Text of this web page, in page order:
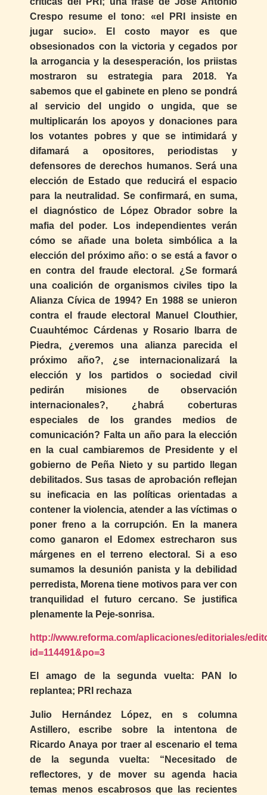
Crespo resume el tono: «el PRI insiste en
jugar sucio». El costo mayor es que
obsesionados con la victoria y cegados por
la arrogancia y la desesperación, los priistas
mostraron su estrategia para 2018. Ya
sabemos que el gabinete en pleno se pondrá
al servicio del ungido o ungida, que se
multiplicarán los apoyos y donaciones para
los votantes pobres y que se intimidará y
difamará a opositores, periodistas y
defensores de derechos humanos. Será una
elección de Estado que reducirá el espacio
para la neutralidad. Se confirmará, en suma,
el diagnóstico de López Obrador sobre la
mafia del poder. Los independientes verán
cómo se añade una boleta simbólica a la
elección del próximo año: o se está a favor o
en contra del fraude electoral. ¿Se formará
una coalición de organismos civiles tipo la
Alianza Cívica de 1994? En 1988 se unieron
contra el fraude electoral Manuel Clouthier,
Cuauhtémoc Cárdenas y Rosario Ibarra de
Piedra, ¿veremos una alianza parecida el
próximo año?, ¿se internacionalizará la
elección y los partidos o sociedad civil
pedirán misiones de observación
internacionales?, ¿habrá coberturas
especiales de los grandes medios de
comunicación? Falta un año para la elección
en la cual cambiaremos de Presidente y el
gobierno de Peña Nieto y su partido llegan
debilitados. Sus tasas de aprobación reflejan
su ineficacia en las políticas orientadas a
contener la violencia, atender a las víctimas o
poner freno a la corrupción. En la manera
como ganaron el Edomex estrecharon sus
márgenes en el terreno electoral. Si a eso
sumamos la desunión panista y la debilidad
perredista, Morena tiene motivos para ver con
tranquilidad el futuro cercano. Se justifica
plenamente la Peje-sonrisa.
http://www.reforma.com/aplicaciones/editoriales/
id=114491&po=3
El amago de la segunda vuelta: PAN lo
replantea; PRI rechaza
Julio Hernández López, en s columna
Astillero, escribe sobre la intentona de
Ricardo Anaya por traer al escenario el tema
de la segunda vuelta: “Necesitado de
reflectores, y de mover su agenda hacia
temas menos escabrosos que las recientes